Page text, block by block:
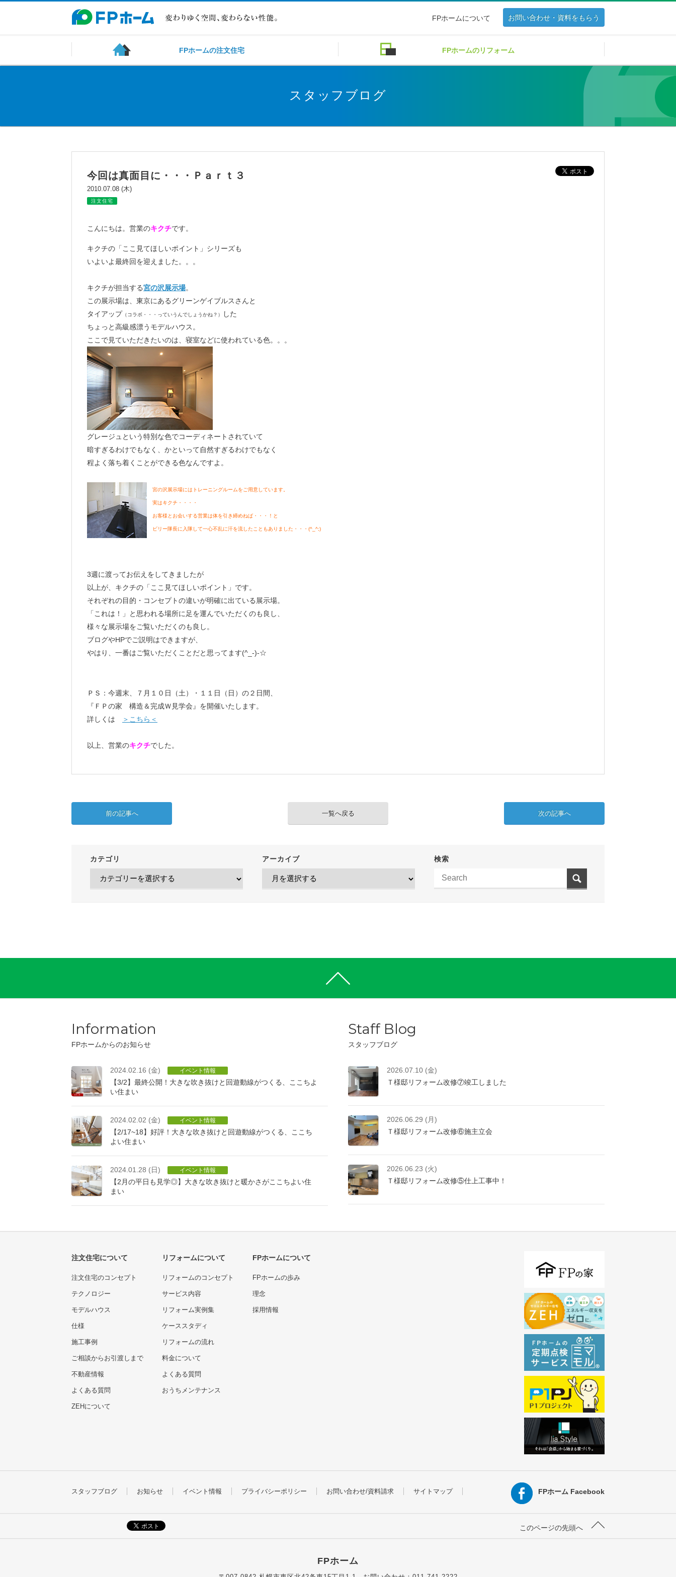
FPホームについて お問い合わせ・資料をもらう
FPホームの注文住宅 FPホームのリフォーム
スタッフブログ
今回は真面目に・・・Ｐａｒｔ３
2010.07.08 (木)
注文住宅
こんにちは。営業のキクチです。
キクチの「ここ見てほしいポイント」シリーズも
いよいよ最終回を迎えました。。。
キクチが担当する宮の沢展示場。
この展示場は、東京にあるグリーンゲイブルスさんと
タイアップ （コラボ・・・っていうんでしょうかね？）
した
ちょっと高級感漂うモデルハウス。
ここで見ていただきたいのは、寝室などに使われている色。。。
グレージュという特別な色でコーディネートされていて
暗すぎるわけでもなく、かといって自然すぎるわけでもなく
程よく落ち着くことができる色なんですよ。
宮の沢展示場にはトレーニングルームをご用意しています。
実はキクチ・・・・
お客様とお会いする営業は体を引き締めねば・・・！と
ビリー隊長に入隊して一心不乱に汗を流したこともありました・・・(^_^;)
3週に渡ってお伝えをしてきましたが
以上が、キクチの「ここ見てほしいポイント」です。
それぞれの目的・コンセプトの違いが明確に出ている展示場。
「これは！」と思われる場所に足を運んでいただくのも良し、
様々な展示場をご覧いただくのも良し。
ブログやHPでご説明はできますが、
やはり、一番はご覧いただくことだと思ってます(^_-)-☆
ＰＳ：今週末、７月１０日（土）・１１日（日）の２日間、
『ＦＰの家 構造＆完成Ｗ見学会』を開催いたします。
詳しくは
＞こちら＜
以上、営業のキクチでした。
前の記事へ 次の記事へ
一覧へ戻る
カテゴリ アーカイブ 検索
Information
FPホームからのお知らせ
2024.02.16 (金) イベント情報
【3/2】最終公開！大きな吹き抜けと回遊動線がつくる、ここちよ
い住まい
2024.02.02 (金) イベント情報
【2/17~18】好評！大きな吹き抜けと回遊動線がつくる、ここち
よい住まい
2024.01.28 (日) イベント情報
【2月の平日も見学◎】大きな吹き抜けと暖かさがここちよい住
まい
Staff Blog
スタッフブログ
2026.07.10 (金)
Ｔ様邸リフォーム改修⑦竣工しました
2026.06.29 (月)
Ｔ様邸リフォーム改修⑥施主立会
2026.06.23 (火)
Ｔ様邸リフォーム改修⑤仕上工事中！
注文住宅について
注文住宅のコンセプト
テクノロジー
モデルハウス
仕様
施工事例
ご相談からお引渡しまで
不動産情報
よくある質問
ZEHについて
リフォームについて
リフォームのコンセプト
サービス内容
リフォーム実例集
ケーススタディ
リフォームの流れ
料金について
よくある質問
おうちメンテナンス
FPホームについて
FPホームの歩み
理念
採用情報
スタッフブログ お知らせ イベント情報 プライバシーポリシー お問い合わせ/資料請求 サイトマップ FPホーム Facebook
このページの先頭へ
FPホーム